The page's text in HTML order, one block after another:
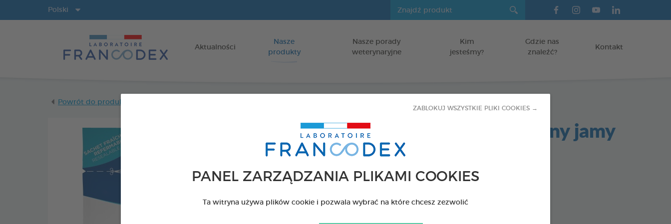
PANEL ZARZĄDZANIA PLIKAMI COOKIES
Ta witryna używa plików cookie i pozwala wybrać na które chcesz zezwolić
ZABLOKUJ WSZYSTKIE PLIKI COOKIES →
Idź do zawartości
Aktualności
Nasze
produkty
Nasze porady
weterynaryjne
Kim
jesteśmy?
Gdzie nas
znaleźć?
Kontakt
Polski
Powrót do produktów
Przysmak do higieny jamy
ustnej
dla szczeniąt i psów
Torebka 75 g